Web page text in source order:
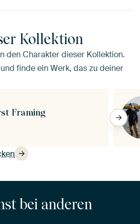
Kollektion
den Charakter dieser Kollektion.
finde ein Werk, das zu deiner
Framing
bei anderen